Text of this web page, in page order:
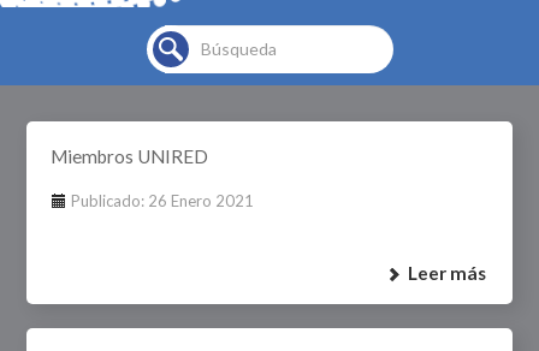
Buscar...
Miembros UNIRED
Publicado: 26 Enero 2021
Leer más